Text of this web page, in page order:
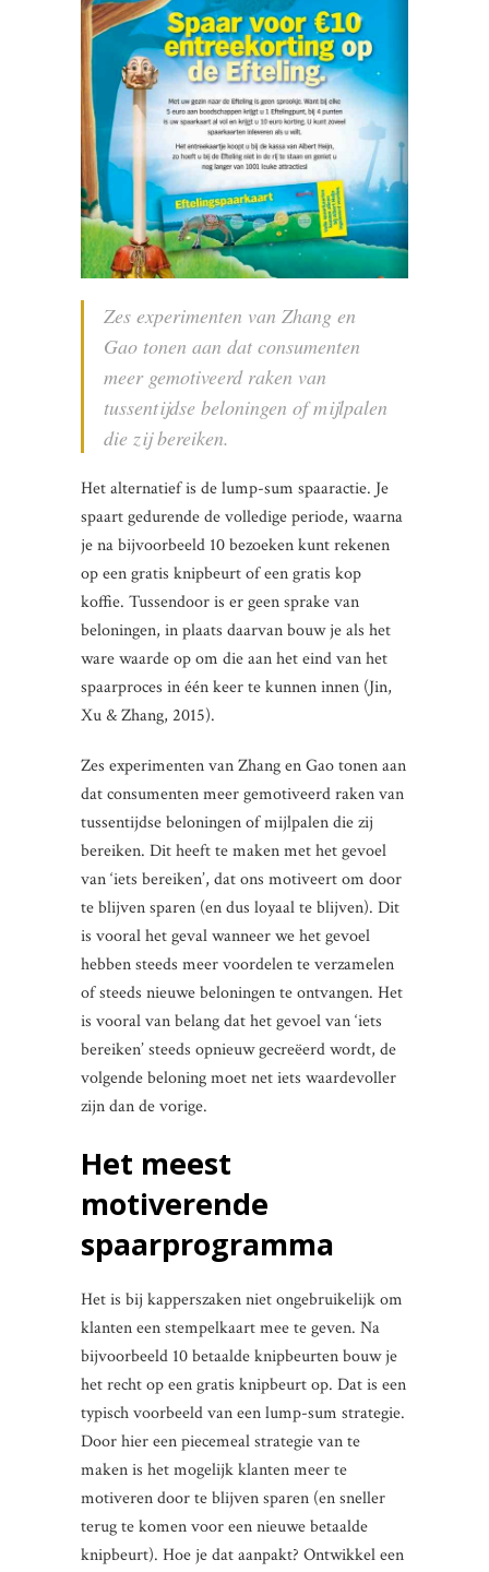
Zes experimenten van Zhang en
Gao tonen aan dat consumenten
meer gemotiveerd raken van
tussentijdse beloningen of mijlpalen
die zij bereiken.
Het alternatief is de lump-sum spaaractie. Je
spaart gedurende de volledige periode, waarna
je na bijvoorbeeld 10 bezoeken kunt rekenen
op een gratis knipbeurt of een gratis kop
koffie. Tussendoor is er geen sprake van
beloningen, in plaats daarvan bouw je als het
ware waarde op om die aan het eind van het
spaarproces in één keer te kunnen innen (Jin,
Xu & Zhang, 2015).
Zes experimenten van Zhang en Gao tonen aan
dat consumenten meer gemotiveerd raken van
tussentijdse beloningen of mijlpalen die zij
bereiken. Dit heeft te maken met het gevoel
van ‘iets bereiken’, dat ons motiveert om door
te blijven sparen (en dus loyaal te blijven). Dit
is vooral het geval wanneer we het gevoel
hebben steeds meer voordelen te verzamelen
of steeds nieuwe beloningen te ontvangen. Het
is vooral van belang dat het gevoel van ‘iets
bereiken’ steeds opnieuw gecreëerd wordt, de
volgende beloning moet net iets waardevoller
zijn dan de vorige.
Het meest
motiverende
spaarprogramma
Het is bij kapperszaken niet ongebruikelijk om
klanten een stempelkaart mee te geven. Na
bijvoorbeeld 10 betaalde knipbeurten bouw je
het recht op een gratis knipbeurt op. Dat is een
typisch voorbeeld van een lump-sum strategie.
Door hier een piecemeal strategie van te
maken is het mogelijk klanten meer te
motiveren door te blijven sparen (en sneller
terug te komen voor een nieuwe betaalde
knipbeurt). Hoe je dat aanpakt? Ontwikkel een